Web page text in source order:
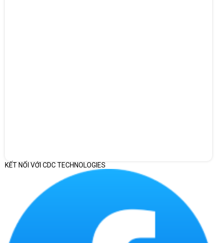
Vỏ hợp kim nhôm & sợi carbon, bền bỉ và sang trọng.
Trọng lượng chỉ 1.35kg, cực kỳ gọn nhẹ, dễ dàng mang theo khi di
Bản lề xoay 360°, cho phép sử dụng ở nhiều chế độ:
✅ Laptop Mode – làm việc văn phòng
✅ Tablet Mode – ghi chú, vẽ bằng bút cảm ứng
KẾT NỐI VỚI CDC TECHNOLOGIES